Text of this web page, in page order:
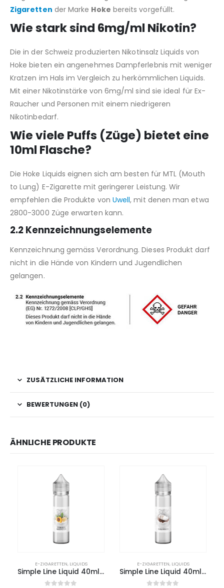
Zigaretten der Marke Hoke bereits vorgefüllt.
Wie stark sind 6mg/ml Nikotin?
Die in der Schweiz produzierten Nikotinsalz Liquids von
Hoke bieten ein angenehmes Dampferlebnis mit weniger
Kratzen im Hals im Vergleich zu herkömmlichen Liquids.
Mit einer Nikotinstärke von 6mg/ml sind sie ideal für Ex-
Raucher und Personen mit einem niedrigeren
Nikotinbedarf.
Wie viele Puffs (Züge) bietet eine
10ml Flasche?
Die Hoke Liquids eignen sich am besten für MTL (Mouth
to Lung) E-Zigarette mit geringerer Leistung. Wir
empfehlen die Produkte von Uwell, mit denen man etwa
2800-3000 Züge erwarten kann.
2.2 Kennzeichnungselemente
Kennzeichnung gemäss Verordnung. Dieses Produkt darf
nicht in die Hände von Kindern und Jugendlichen
gelangen.
ZUSÄTZLICHE INFORMATION
BEWERTUNGEN (0)
ÄHNLICHE PRODUKTE
E-ZIGARETTEN, LIQUIDS
Simple Line Liquid 40ml – PFIRSICH MARACUJA
E-ZIGARETTEN, LIQUIDS
Simple Line Liquid 40ml – KOKOSNUSS